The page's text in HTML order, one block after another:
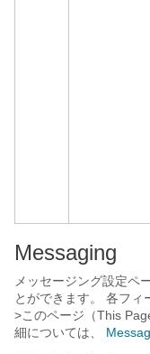
Messaging
メッセージング設定ペ
とができます。 各フィ
>このページ（This
細については、